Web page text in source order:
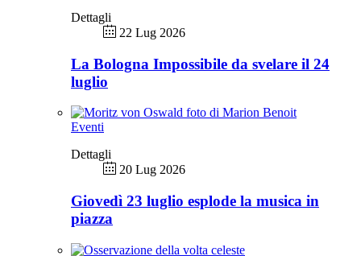
Dettagli
22 Lug 2026
La Bologna Impossibile da svelare il 24
luglio
Eventi
Dettagli
20 Lug 2026
Giovedì 23 luglio esplode la musica in
piazza